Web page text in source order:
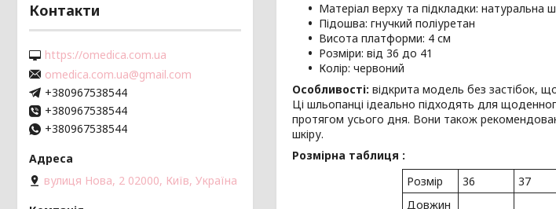
Матеріал верху та підкладки: натуральна
Підошва: гнучкий поліуретан
Висота платформи: 4 см
Розміри: від 36 до 41
Колір: червоний
Особливості: відкрита модель без застібок,
Ці шльопанці ідеально підходять для
протягом усього дня. Вони також
шкіру.
Розмірна таблиця :
Розмір
36 37
Довжин
Контакти
https://omedica.com.ua
omedica.com.ua@gmail.com
+380967538544
+380967538544
+380967538544
вулиця Нова, 2 02000, Київ, Україна